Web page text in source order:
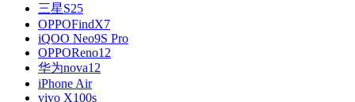
三星S25
OPPOFindX7
iQOO Neo9S Pro
OPPOReno12
华为nova12
iPhone Air
vivo X100s